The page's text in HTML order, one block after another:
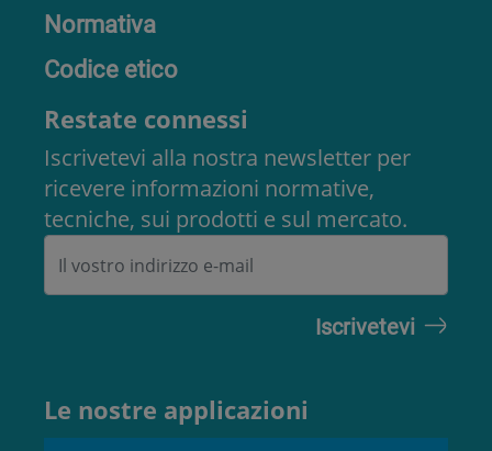
Normativa
Codice etico
Restate connessi
Iscrivetevi alla nostra newsletter per
ricevere informazioni normative,
tecniche, sui prodotti e sul mercato.
Le nostre applicazioni